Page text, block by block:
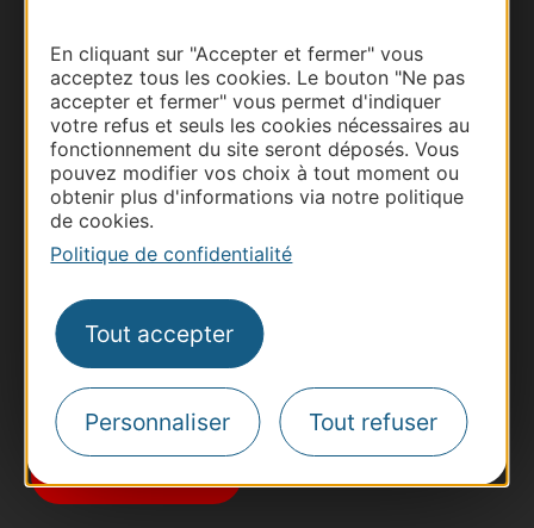
En cliquant sur "Accepter et fermer" vous
acceptez tous les cookies. Le bouton "Ne pas
accepter et fermer" vous permet d'indiquer
votre refus et seuls les cookies nécessaires au
fonctionnement du site seront déposés. Vous
pouvez modifier vos choix à tout moment ou
obtenir plus d'informations via notre politique
de cookies.
Politique de confidentialité
Tout accepter
Personnaliser Tout refuser
Thermalisme
Business/Mice
Site presse et d'influence
Voyagistes
Destination Sport
Inscrivez-vous à la lettre d'information
Destination Occitanie pour recevoir des
suggestions de séjours, de visites et de sorties.